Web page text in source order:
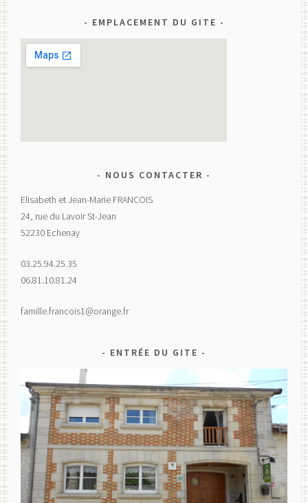
EMPLACEMENT DU GITE
NOUS CONTACTER
Elisabeth et Jean-Marie FRANCOIS
24, rue du Lavoir St-Jean
52230 Echenay
03.25.94.25.35
06.81.10.81.24
famille.francois1@orange.fr
ENTRÉE DU GITE